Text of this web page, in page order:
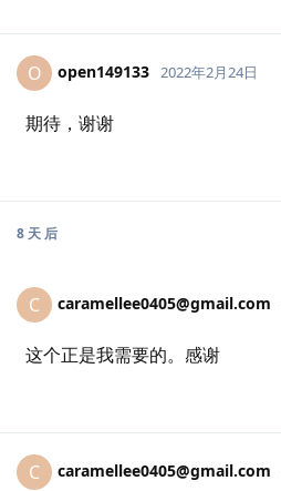
O open149133 2022年2月24日
期待，谢谢
8 天 后
C caramellee0405@gmail.com
这个正是我需要的。感谢
C caramellee0405@gmail.com